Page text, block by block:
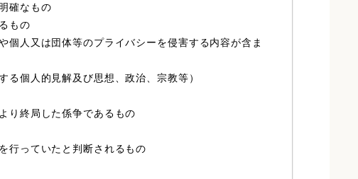
確なもの
もの
個人又は団体等のプライバシーを侵害する内容が含ま
個人的見解及び思想、政治、宗教等）
り終局した係争であるもの
行っていたと判断されるもの